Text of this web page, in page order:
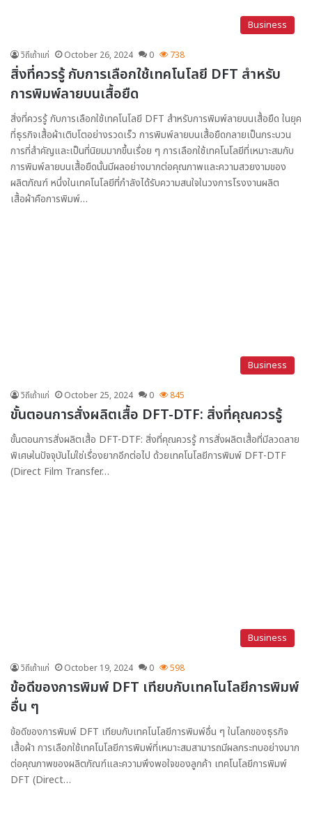
Business
วิถีเถ้าแก่ October 26, 2024 0 738
สิ่งที่ควรรู้ กับการเลือกใช้เทคโนโลยี DFT สำหรับ
การพิมพ์ลายบนเสื้อยืด
สิ่งที่ควรรู้ กับการเลือกใช้เทคโนโลยี DFT สำหรับการพิมพ์ลายบนเสื้อยืด ในยุค
ที่ธุรกิจเสื้อผ้าเติบโตอย่างรวดเร็ว การพิมพ์ลายบนเสื้อยืดกลายเป็นกระบวน
การที่สำคัญและเป็นที่นิยมมากขึ้นเรื่อย ๆ การเลือกใช้เทคโนโลยีที่เหมาะสมกับ
การพิมพ์ลายบนเสื้อยืดนั้นมีผลอย่างมากต่อคุณภาพและความสวยงามของ
ผลิตภัณฑ์ หนึ่งในเทคโนโลยีที่กำลังได้รับความสนใจในวงการโรงงานผลิต
เสื้อผ้าคือการพิมพ์…
Business
วิถีเถ้าแก่ October 25, 2024 0 845
ขั้นตอนการสั่งผลิตเสื้อ DFT-DTF: สิ่งที่คุณควรรู้
ขั้นตอนการสั่งผลิตเสื้อ DFT-DTF: สิ่งที่คุณควรรู้ การสั่งผลิตเสื้อที่มีลวดลาย
พิเศษในปัจจุบันไม่ใช่เรื่องยากอีกต่อไป ด้วยเทคโนโลยีการพิมพ์ DFT-DTF
(Direct Film Transfer…
Business
วิถีเถ้าแก่ October 19, 2024 0 598
ข้อดีของการพิมพ์ DFT เทียบกับเทคโนโลยีการพิมพ์
อื่น ๆ
ข้อดีของการพิมพ์ DFT เทียบกับเทคโนโลยีการพิมพ์อื่น ๆ ในโลกของธุรกิจ
เสื้อผ้า การเลือกใช้เทคโนโลยีการพิมพ์ที่เหมาะสมสามารถมีผลกระทบอย่างมาก
ต่อคุณภาพของผลิตภัณฑ์และความพึงพอใจของลูกค้า เทคโนโลยีการพิมพ์
DFT (Direct…